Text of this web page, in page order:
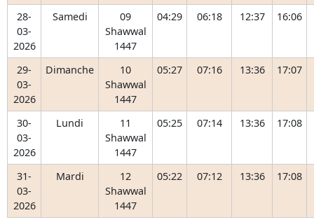
28-
03-
2026
Samedi
09
Shawwal
1447
04:29 06:18 12:37 16:06
29-
03-
2026
Dimanche
10
Shawwal
1447
05:27 07:16 13:36 17:07
30-
03-
2026
Lundi
11
Shawwal
1447
05:25 07:14 13:36 17:08
31-
03-
2026
Mardi
12
Shawwal
1447
05:22 07:12 13:36 17:08